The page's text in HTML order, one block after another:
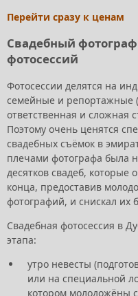
Перейти сразу к ценам
Свадебный
фотосессий
Фотосессии делятся на
семейные и репортажные
ответственная и сложная
Поэтому очень ценятся
свадебных съёмок в
плечами фотографа была
десятков свадеб, которые
конца, предоставив
фотографий, и снискал их
Свадебная фотосессия в
этапа:
утро невесты
или на специальной
котором молодожёны